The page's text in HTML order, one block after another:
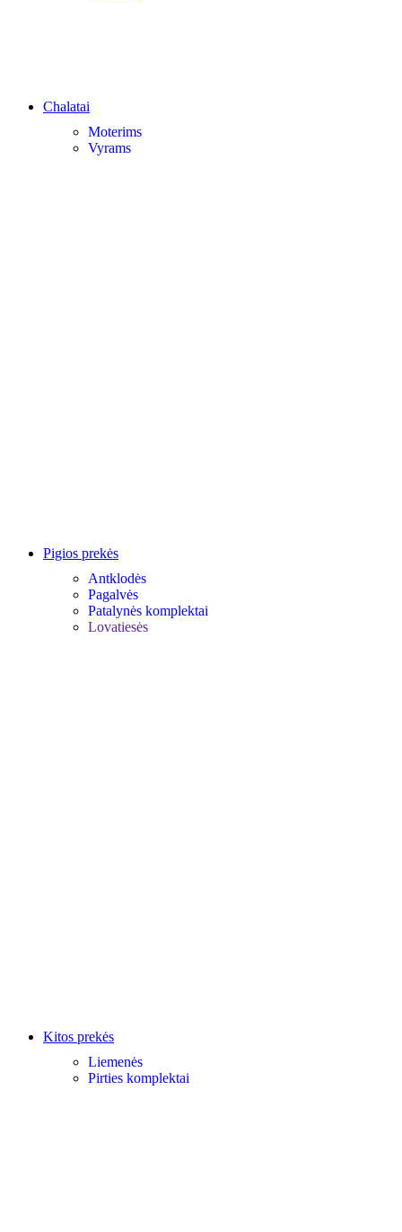
Chalatai
Moterims
Vyrams
Pigios prekės
Antklodės
Pagalvės
Patalynės komplektai
Lovatiesės
Kitos prekės
Liemenės
Pirties komplektai